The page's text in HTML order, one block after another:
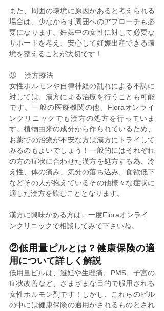
また、周囲の環境に原因があると考えられる
場合は、少なからず周囲へのアプローチも必
要になります。妊娠中の女性に対して必要な
サポートを考え、安心して妊娠出産できる環
境を整えることが大切です！
③    漢方療法
女性ホルモンや自律神経の乱れによる不調に
対しては、漢方による治療を行うことも可能
です。一般の医療機関の他、Floraオンライ
ンクリニックでも漢方の処方を行っていま
す。植物由来の成分から作られているため、
お薬での治療が不安な方は漢方にトライして
みるのもよいでしょう！一般的にはそれぞれ
の方の症状に合わせた漢方を処方する為、冷
え性、体の痛み、気分の落ち込み、食欲低下
などその人が抱えているその他様々な症状に
適した漢方を飲むこととなります。
漢方に興味がある方は、一度Floraオンライ
ンクリニックで相談してみて下さいね。
②低用量ピルとは？健康保険の適
用について詳しく解説
低用量ピルは、避妊や生理痛、PMS、子宮の
症状改善など、さまざまな目的で服用される
女性ホルモン剤です！しかし、これらのピル
の中には健康保険の適用がされるものとされ